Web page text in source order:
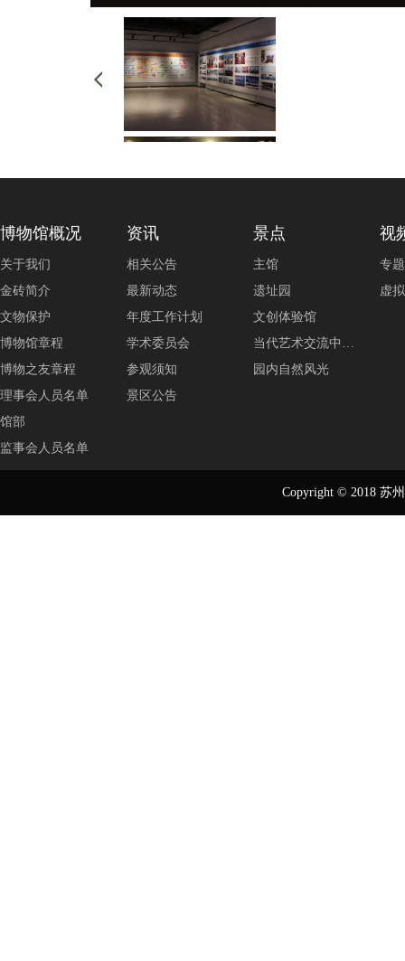
博物馆概况
关于我们
金砖简介
文物保护
博物馆章程
博物之友章程
理事会人员名单
馆部
监事会人员名单
资讯
相关公告
最新动态
年度工作计划
学术委员会
参观须知
景区公告
景点
主馆
遗址园
文创体验馆
当代艺术交流中…
园内自然风光
视
专
虚
Copyright © 2018 苏